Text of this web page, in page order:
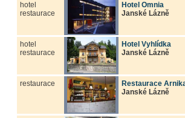
hotel
restaurace
Hotel Omnia
Janské Lázně
hotel
restaurace
Hotel Vyhlídka
Janské Lázně
restaurace
Restaurace
Janské Lázně